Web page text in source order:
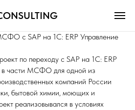
с SAP на 1С: ERP Управление
по переходу с SAP на 1С: ERP
в части МСФО для одной из
компаний России
бытовой химии, моющих и
реализовывался в условиях